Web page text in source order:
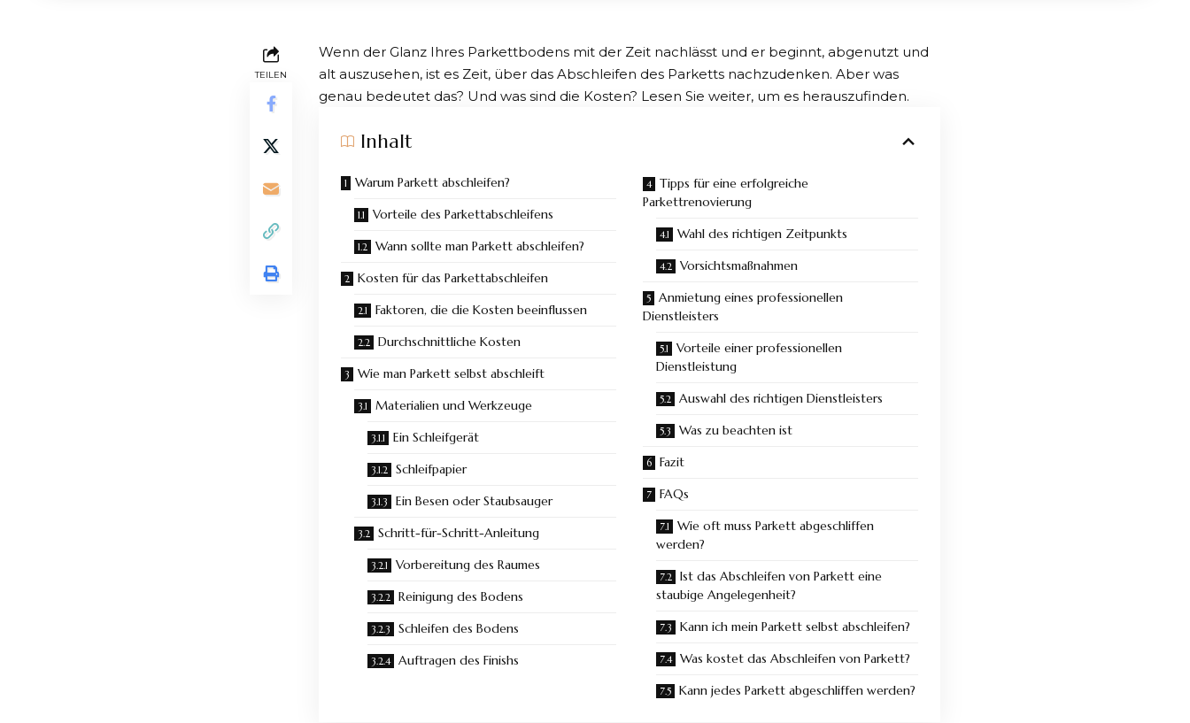
TEILEN
Wenn der Glanz Ihres Parkettbodens mit der Zeit nachlässt und er beginnt, abgenutzt und
alt auszusehen, ist es Zeit, über das Abschleifen des Parketts nachzudenken. Aber was
genau bedeutet das? Und was sind die Kosten? Lesen Sie weiter, um es herauszufinden.
Inhalt
Warum Parkett abschleifen?
Vorteile des Parkettabschleifens
Wann sollte man Parkett abschleifen?
Kosten für das Parkettabschleifen
Faktoren, die die Kosten beeinflussen
Durchschnittliche Kosten
Wie man Parkett selbst abschleift
Materialien und Werkzeuge
Ein Schleifgerät
Schleifpapier
Ein Besen oder Staubsauger
Schritt-für-Schritt-Anleitung
Vorbereitung des Raumes
Reinigung des Bodens
Schleifen des Bodens
Auftragen des Finishs
Tipps für eine erfolgreiche
Parkettrenovierung
Wahl des richtigen Zeitpunkts
Vorsichtsmaßnahmen
Anmietung eines professionellen
Dienstleisters
Vorteile einer professionellen
Dienstleistung
Auswahl des richtigen Dienstleisters
Was zu beachten ist
Fazit
FAQs
Wie oft muss Parkett abgeschliffen
werden?
Ist das Abschleifen von Parkett eine
staubige Angelegenheit?
Kann ich mein Parkett selbst abschleifen?
Was kostet das Abschleifen von Parkett?
Kann jedes Parkett abgeschliffen werden?